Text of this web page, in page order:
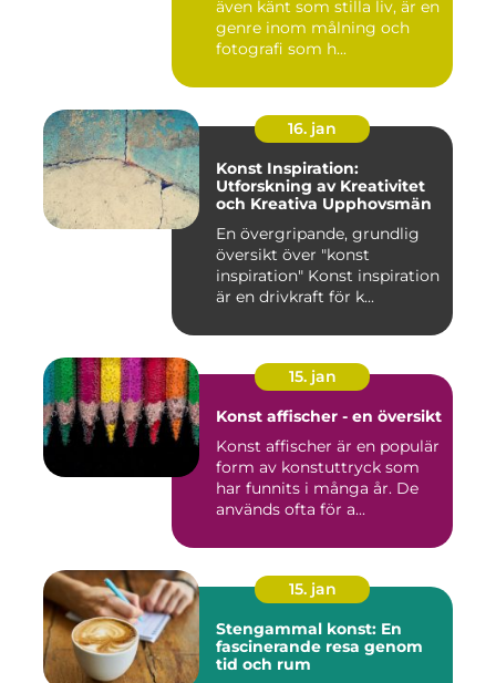
även känt som stilla liv, är en
genre inom målning och
fotografi som h...
16. jan
Konst Inspiration:
Utforskning av Kreativitet
och Kreativa Upphovsmän
En övergripande, grundlig
översikt över "konst
inspiration" Konst inspiration
är en drivkraft för k...
15. jan
Konst affischer - en översikt
Konst affischer är en populär
form av konstuttryck som
har funnits i många år. De
används ofta för a...
15. jan
Stengammal konst: En
fascinerande resa genom
tid och rum